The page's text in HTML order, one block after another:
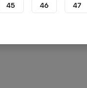
45 46 47